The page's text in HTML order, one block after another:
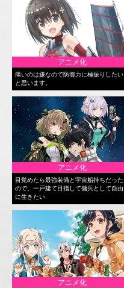
アニメ化
痛いのは嫌なので防御力に極振りしたい
と思います。
アニメ化
目覚めたら最強装備と宇宙船持ちだった
ので、一戸建て目指して傭兵として自由
に生きたい
アニメ化